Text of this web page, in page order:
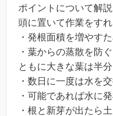
ポイントについて解
頭に置いて作業をす
・発根面積を増やす
・葉からの蒸散を防
ともに大きな葉は半
・数日に一度は水を
・可能であれば水に
・根と新芽が出たら